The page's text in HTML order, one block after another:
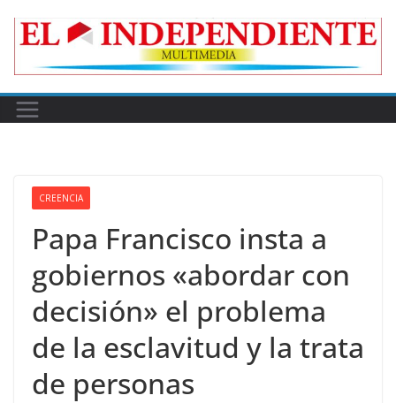
CREENCIA
Papa Francisco insta a
gobiernos «abordar con
decisión» el problema
de la esclavitud y la trata
de personas